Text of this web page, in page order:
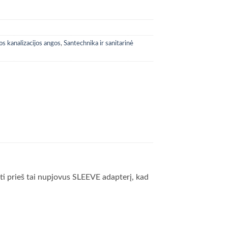
kanalizacijos angos, Santechnika ir sanitarinė
tai nupjovus SLEEVE adapterį, kad